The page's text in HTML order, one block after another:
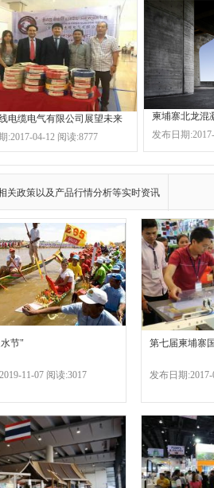
电缆电气有限公司展望未来
:2017-04-12 阅读:8777
柬埔寨北龙混
发布日期
关政策以及产品行情分析等实时资讯
节"
11-07 阅读:3017
第七届柬埔寨
发布日期